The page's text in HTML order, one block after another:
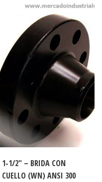
1-1/2″ – BRIDA CON
CUELLO (WN) ANSI 300